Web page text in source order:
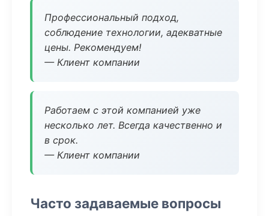
Профессиональный подход,
соблюдение технологии, адекватные
цены. Рекомендуем!
— Клиент компании
Работаем с этой компанией уже
несколько лет. Всегда качественно и
в срок.
— Клиент компании
Часто задаваемые вопросы